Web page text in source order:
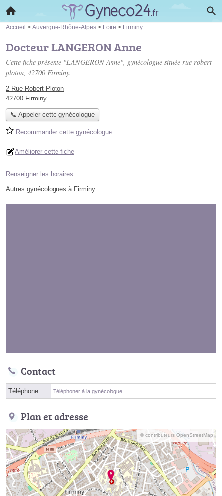
Accueil > Auvergne-Rhône-Alpes > Loire > Firminy
Docteur LANGERON Anne
Cette fiche présente "LANGERON Anne", gynécologue située rue robert
ploton, 42700 Firminy.
2 Rue Robert Ploton
42700 Firminy
📞 Appeler cette gynécologue
Recommander cette gynécologue
Améliorer cette fiche
Renseigner les horaires
Autres gynécologues à Firminy
Contact
Téléphone Téléphoner à la gynécologue
Plan et adresse
© contributeurs OpenStreetMap